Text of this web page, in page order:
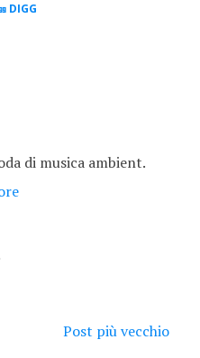
DIGG
di musica ambient.
Post più vecchio